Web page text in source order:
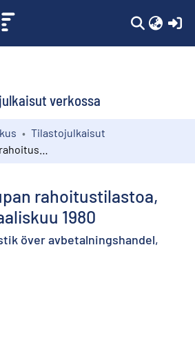
verkossa
Tilastojulkaisut
rahoitustilastoa,
1980
över avbetalningshandel,